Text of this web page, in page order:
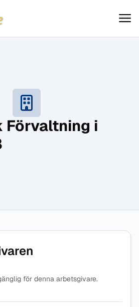
Förvaltning i
för denna arbetsgivare.